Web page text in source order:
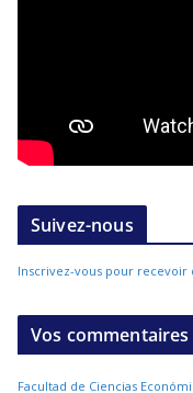
Suivez-nous
Inscrivez-vous pour recevoir
Vos commentaires
Facultad de Ciencias